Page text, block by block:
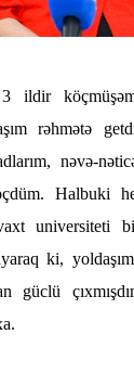
ildir
rəhmətə
nəvə-
Halbuki
universiteti
ki,
güclü